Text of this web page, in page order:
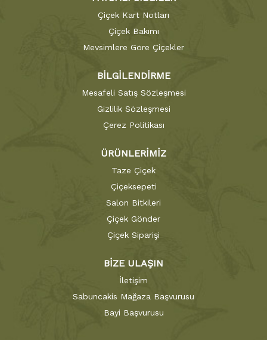
Çiçek Kart Notları
Çiçek Bakımı
Mevsimlere Göre Çiçekler
BİLGİLENDİRME
Mesafeli Satış Sözleşmesi
Gizlilik Sözleşmesi
Çerez Politikası
ÜRÜNLERİMİZ
Taze Çiçek
Çiçeksepeti
Salon Bitkileri
Çiçek Gönder
Çiçek Siparişi
BİZE ULAŞIN
İletişim
Sabuncakis Mağaza Başvurusu
Bayi Başvurusu